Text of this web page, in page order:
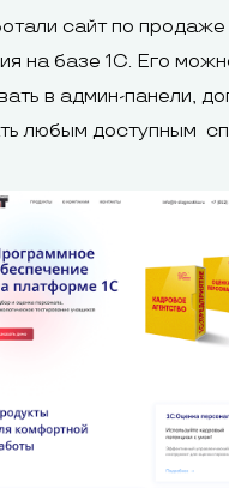
сайт по продаже
на базе 1С. Его
в админ-панели,
любым доступным